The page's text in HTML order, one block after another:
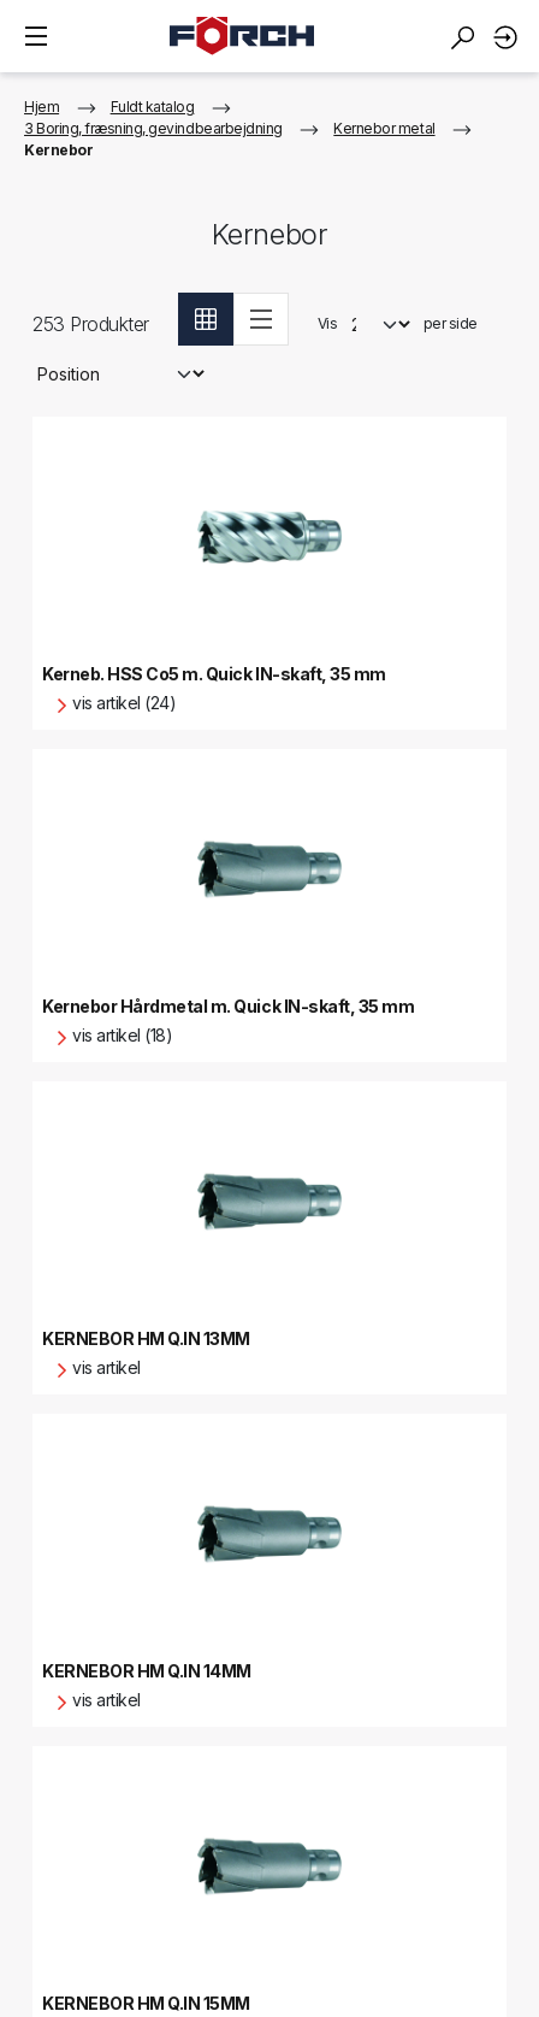
Hjem
Fuldt katalog
3 Boring, fræsning, gevindbearbejdning
Kernebor metal
Kernebor
Kernebor
253 Produkter Vis per side
Kerneb. HSS Co5 m. Quick IN-skaft, 35 mm
vis artikel (24)
Kernebor Hårdmetal m. Quick IN-skaft, 35 mm
vis artikel (18)
KERNEBOR HM Q.IN 13MM
vis artikel
KERNEBOR HM Q.IN 14MM
vis artikel
KERNEBOR HM Q.IN 15MM